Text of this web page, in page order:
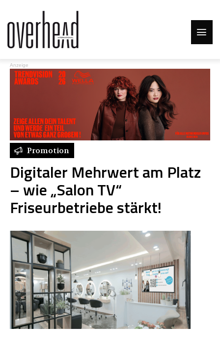
Anzeige
Promotion
Digitaler Mehrwert am Platz
– wie „Salon TV“
Friseurbetriebe stärkt!